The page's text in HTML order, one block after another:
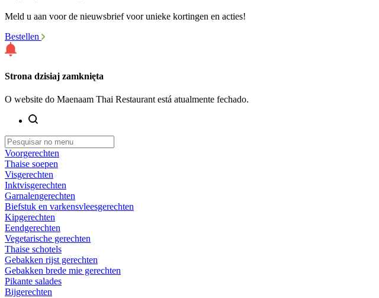
Meld u aan voor de nieuwsbrief voor unieke kortingen en acties!
Bestellen
Strona dzisiaj zamknięta
O website do Maenaam Thai Restaurant está atualmente fechado.
Voorgerechten
Thaise soepen
Visgerechten
Inktvisgerechten
Garnalengerechten
Biefstuk en varkensvleesgerechten
Kipgerechten
Eendgerechten
Vegetarische gerechten
Thaise schotels
Gebakken rijst gerechten
Gebakken brede mie gerechten
Pikante salades
Bijgerechten